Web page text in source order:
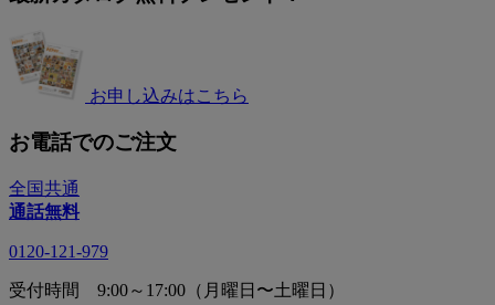
お申し込みはこちら
お電話でのご注文
全国共通
通話無料
0120-121-979
受付時間 9:00～17:00（月曜日〜土曜日）